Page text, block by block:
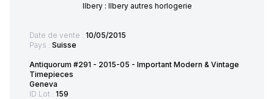
Ilbery : Ilbery autres horlogerie
Date de vente : 10/05/2015
Pays : Suisse
Antiquorum #291 - 2015-05 - Important Modern & Vintage
Timepieces
Geneva
ID Lot : 159